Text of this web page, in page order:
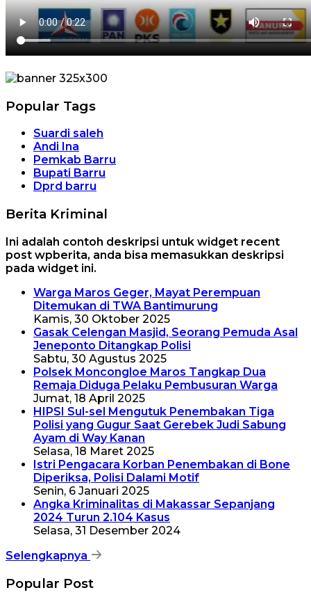
Popular Tags
Suardi saleh
Andi Ina
Pemkab Barru
Bupati Barru
Dprd barru
Berita Kriminal
Ini adalah contoh deskripsi untuk widget recent
post wpberita, anda bisa memasukkan deskripsi
pada widget ini.
Warga Maros Geger, Mayat Perempuan
Ditemukan di TWA Bantimurung
Kamis, 30 Oktober 2025
Gasak Celengan Masjid, Seorang Pemuda Asal
Jeneponto Ditangkap Polisi
Sabtu, 30 Agustus 2025
Polsek Moncongloe Maros Tangkap Dua
Remaja Diduga Pelaku Pembusuran Warga
Jumat, 18 April 2025
HIPSI Sul-sel Mengutuk Penembakan Tiga
Polisi yang Gugur Saat Gerebek Judi Sabung
Ayam di Way Kanan
Selasa, 18 Maret 2025
Istri Pengacara Korban Penembakan di Bone
Diperiksa, Polisi Dalami Motif
Senin, 6 Januari 2025
Angka Kriminalitas di Makassar Sepanjang
2024 Turun 2.104 Kasus
Selasa, 31 Desember 2024
Selengkapnya
Popular Post